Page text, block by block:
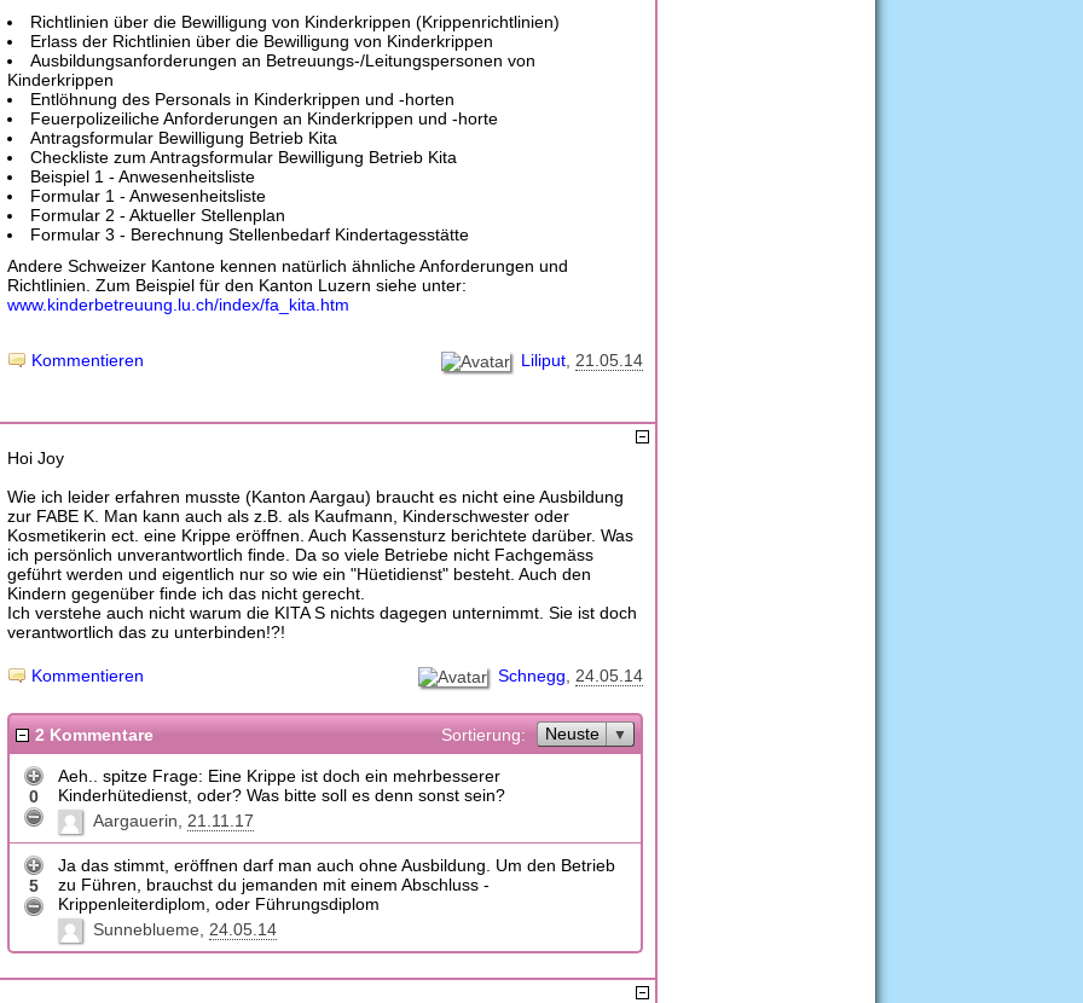
Richtlinien über die Bewilligung von Kinderkrippen (Krippenrichtlinien)
Erlass der Richtlinien über die Bewilligung von Kinderkrippen
Ausbildungsanforderungen an Betreuungs-/Leitungspersonen von
Kinderkrippen
Entlöhnung des Personals in Kinderkrippen und -horten
Feuerpolizeiliche Anforderungen an Kinderkrippen und -horte
Antragsformular Bewilligung Betrieb Kita
Checkliste zum Antragsformular Bewilligung Betrieb Kita
Beispiel 1 - Anwesenheitsliste
Formular 1 - Anwesenheitsliste
Formular 2 - Aktueller Stellenplan
Formular 3 - Berechnung Stellenbedarf Kindertagesstätte
Andere Schweizer Kantone kennen natürlich ähnliche Anforderungen und
Richtlinien. Zum Beispiel für den Kanton Luzern siehe unter:
www.kinderbetreuung.lu.ch/index/fa_kita.htm
Liliput 21.05.14
Kommentieren
Hoi Joy
Wie ich leider erfahren musste (Kanton Aargau) braucht es nicht eine Ausbildung
zur FABE K. Man kann auch als z.B. als Kaufmann, Kinderschwester oder
Kosmetikerin ect. eine Krippe eröffnen. Auch Kassensturz berichtete darüber. Was
ich persönlich unverantwortlich finde. Da so viele Betriebe nicht Fachgemäss
geführt werden und eigentlich nur so wie ein "Hüetidienst" besteht. Auch den
Kindern gegenüber finde ich das nicht gerecht.
Ich verstehe auch nicht warum die KITA S nichts dagegen unternimmt. Sie ist doch
verantwortlich das zu unterbinden!?!
Schnegg 24.05.14
Kommentieren
2 Kommentare Sortierung: Neuste
0
Aeh.. spitze Frage: Eine Krippe ist doch ein mehrbesserer
Kinderhütedienst, oder? Was bitte soll es denn sonst sein?
Aargauerin
21.11.17
5
Ja das stimmt, eröffnen darf man auch ohne Ausbildung. Um den Betrieb
zu Führen, brauchst du jemanden mit einem Abschluss -
Krippenleiterdiplom, oder Führungsdiplom
Sunneblueme
24.05.14